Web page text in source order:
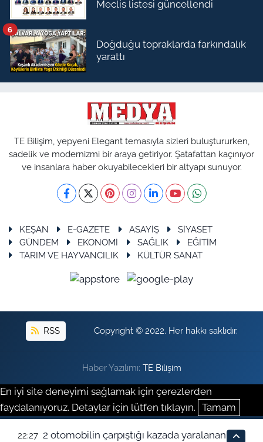
Meclis listesi güncellendi
Doğduğu topraklarda farkındalık
yarattı
6
TE Bilişim, yepyeni Elegant temasıyla sizleri buluştururken,
sadelik ve modernizmi bir araya getiriyor. Şatafattan kaçınıyor
ve insanlara haber okuyabilecekleri bir altyapı sunuyor.
KEŞAN E-GAZETE ASAYİŞ
SİYASET
GÜNDEM
EKONOMİ SAĞLIK
EĞİTİM
TARIM VE HAYVANCILIK
KÜLTÜR SANAT
RSS Copyright © 2022. Her hakkı saklıdır.
Haber Yazılımı: TE Bilişim
En iyi site deneyimi sağlamak için çerezlerden
faydalanıyoruz. Detaylar için lütfen tıklayın. Tamam
22:27 2 otomobilin çarpıştığı kazada yaralanan